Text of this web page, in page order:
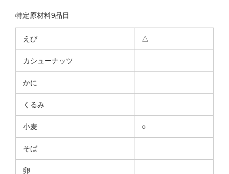
特定原材料9品目
えび △
カシューナッツ
かに
くるみ
小麦 ○
そば
卵